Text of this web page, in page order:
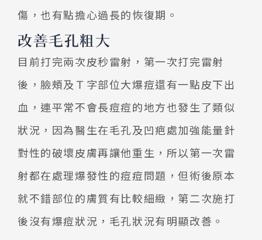
傷，也有點擔心過長的恢復期。
改善毛孔粗大
目前打完兩次皮秒雷射，第一次打完雷射
後，臉頰及Ｔ字部位大爆痘還有一點皮下出
血，連平常不會長痘痘的地方也發生了類似
狀況，因為醫生在毛孔及凹疤處加強能量針
對性的破壞皮膚再讓他重生，所以第一次雷
射都在處理爆發性的痘痘問題，但術後原本
就不錯部位的膚質有比較細緻，第二次施打
後沒有爆痘狀況，毛孔狀況有明顯改善。